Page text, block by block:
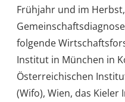
Frühjahr und im
folgende
Institut in München in
Österreichischen
(Wifo), Wien, das